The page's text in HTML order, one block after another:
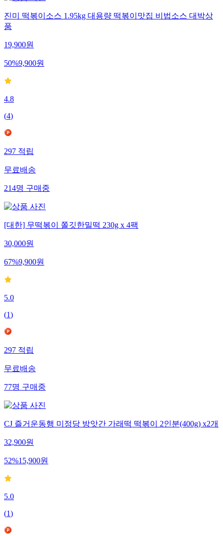
진미 떡볶이소스 1.95kg 대용량 떡볶이맛집 비법소스 대박상
품
19,900원
50%9,900원
4.8
(4)
297적립
무료배송
214명구매중
[대한] 무떡볶이 쫄깃한밀떡 230g x 4팩
30,000원
67%9,900원
5.0
(1)
297적립
무료배송
77명구매중
CJ 즐거운동행 미정당 방앗간 가래떡 떡볶이 2인분(400g) x2개
32,900원
52%15,900원
5.0
(1)